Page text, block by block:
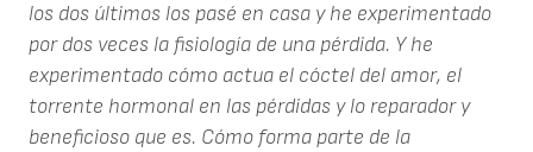
los dos últimos los pasé en casa y he experimentado
por dos veces la fisiología de una pérdida. Y he
experimentado cómo actua el cóctel del amor, el
torrente hormonal en las pérdidas y lo reparador y
beneficioso que es. Cómo forma parte de la